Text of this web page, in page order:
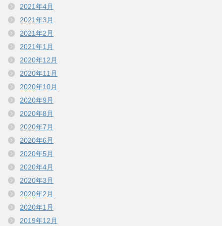
2021年4月
2021年3月
2021年2月
2021年1月
2020年12月
2020年11月
2020年10月
2020年9月
2020年8月
2020年7月
2020年6月
2020年5月
2020年4月
2020年3月
2020年2月
2020年1月
2019年12月